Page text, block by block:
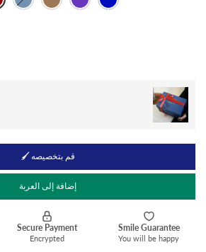
🖌 قم بتخصيصه
إضافة إلى العربة